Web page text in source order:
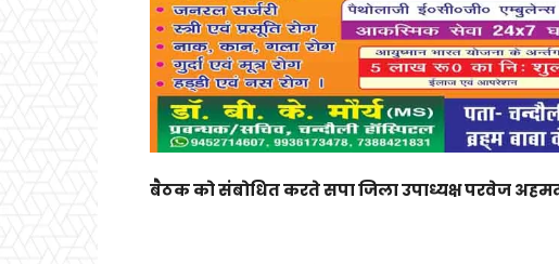
बैठक को संबोधित करते सपा जिला उपाध्यक्ष परवेज